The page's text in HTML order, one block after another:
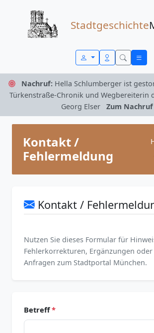
Stadtgeschichte
Nachruf: Hella Schlumberger ist
Türkenstraße-Chronik und Wegbereiterin
Georg Elser
Zum
Kontakt /
Fehlermeldung
Kontakt /
Nutzen Sie dieses Formular für
Fehlerkorrekturen, Ergänzungen
Anfragen zum Stadtportal München.
Betreff*